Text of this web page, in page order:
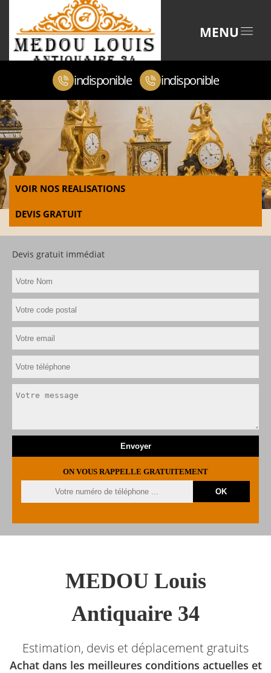
MENU
indisponible indisponible
VOIR NOS REALISATIONS
DEVIS GRATUIT
Devis gratuit immédiat
ON VOUS RAPPELLE GRATUITEMENT
MEDOU Louis
Antiquaire 34
Estimation, devis et déplacement gratuits
Achat dans les meilleures conditions actuelles et